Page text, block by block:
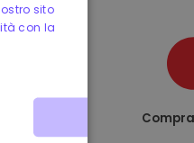
sito
con la